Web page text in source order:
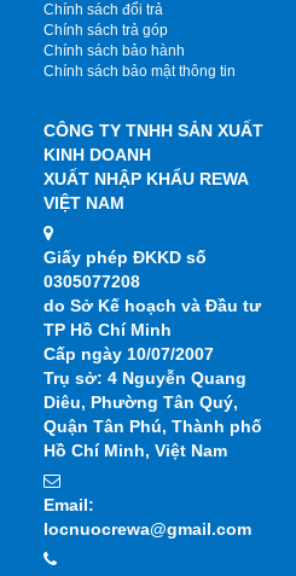
Chính sách đổi trả
Chính sách trả góp
Chính sách bảo hành
Chính sách bảo mật thông tin
CÔNG TY TNHH SẢN XUẤT
KINH DOANH
XUẤT NHẬP KHẨU REWA
VIỆT NAM
Giấy phép ĐKKD số
0305077208
do Sở Kế hoạch và Đầu tư
TP Hồ Chí Minh
Cấp ngày 10/07/2007
Trụ sở: 4 Nguyễn Quang
Diêu, Phường Tân Quý,
Quận Tân Phú, Thành phố
Hồ Chí Minh, Việt Nam
Email:
locnuocrewa@gmail.com